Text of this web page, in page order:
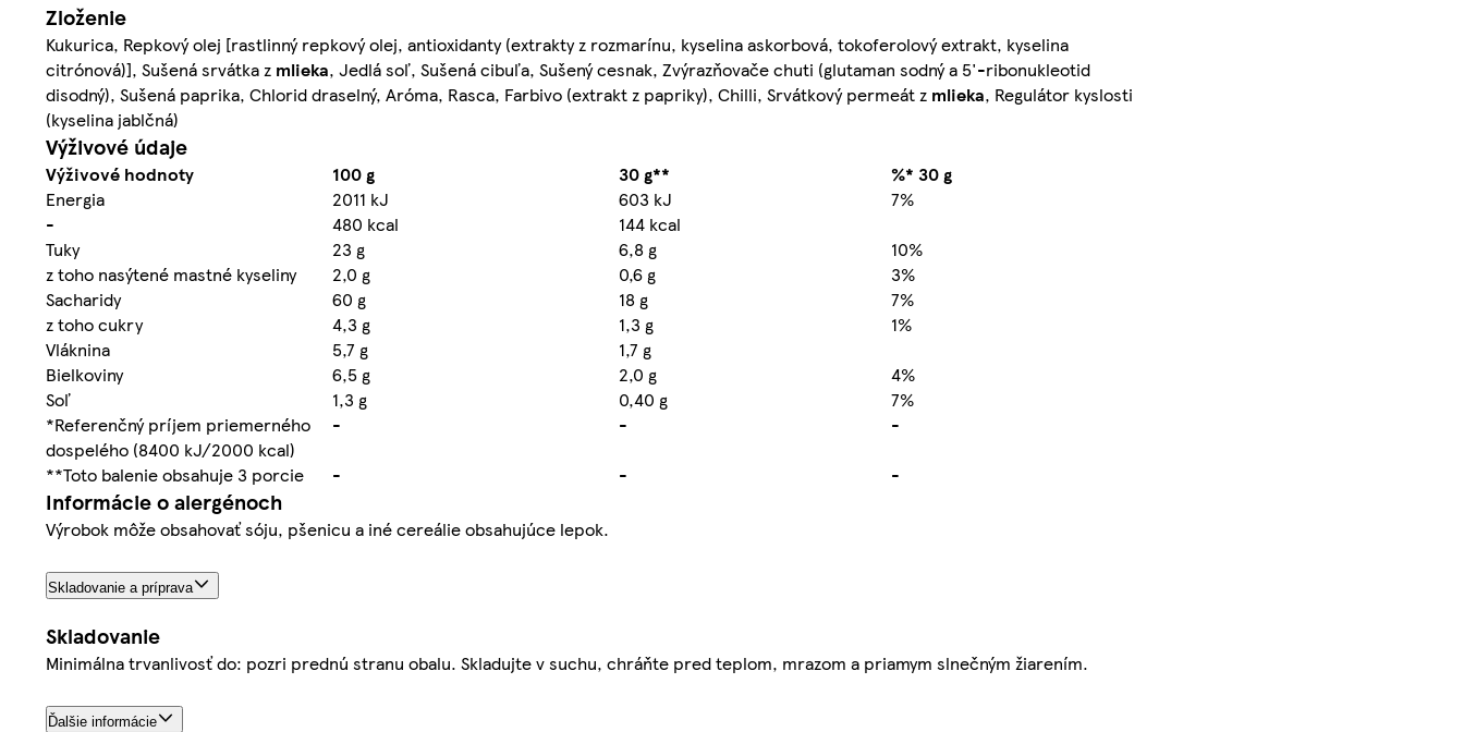
Zloženie
Kukurica, Repkový olej [rastlinný repkový olej, antioxidanty (extrakty z rozmarínu, kyselina askorbová, tokoferolový extrakt, kyselina
citrónová)], Sušená srvátka z mlieka, Jedlá soľ, Sušená cibuľa, Sušený cesnak, Zvýrazňovače chuti (glutaman sodný a 5'-ribonukleotid
disodný), Sušená paprika, Chlorid draselný, Aróma, Rasca, Farbivo (extrakt z papriky), Chilli, Srvátkový permeát z mlieka, Regulátor kyslosti
(kyselina jablčná)
Výživové údaje
Výživové hodnoty 100 g 30 g**
%* 30 g
Energia
2011 kJ 603 kJ
7%
-
480 kcal
144 kcal
Tuky
23 g 6,8 g
10%
z toho nasýtené mastné kyseliny
2,0 g 0,6 g
3%
Sacharidy
60 g 18 g
7%
z toho cukry
4,3 g 1,3 g
1%
Vláknina
5,7 g
1,7 g
Bielkoviny
6,5 g 2,0 g
4%
Soľ
1,3 g 0,40 g
7%
*Referenčný príjem priemerného
dospelého (8400 kJ/2000 kcal)
- -
-
**Toto balenie obsahuje 3 porcie
- - -
Informácie o alergénoch
Výrobok môže obsahovať sóju, pšenicu a iné cereálie obsahujúce lepok.
Skladovanie a príprava
Skladovanie
Minimálna trvanlivosť do: pozri prednú stranu obalu. Skladujte v suchu, chráňte pred teplom, mrazom a priamym slnečným žiarením.
Ďalšie informácie